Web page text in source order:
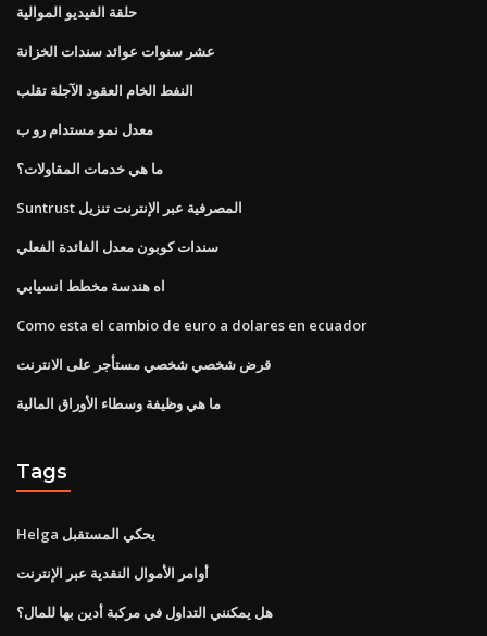
حلقة الفيديو الموالية
عشر سنوات عوائد سندات الخزانة
النفط الخام العقود الآجلة تقلب
معدل نمو مستدام رو ب
ما هي خدمات المقاولات؟
Suntrust المصرفية عبر الإنترنت تنزيل
سندات كوبون معدل الفائدة الفعلي
اه هندسة مخطط انسيابي
Como esta el cambio de euro a dolares en ecuador
قرض شخصي شخصي مستأجر على الانترنت
ما هي وظيفة وسطاء الأوراق المالية
Tags
Helga يحكي المستقبل
أوامر الأموال النقدية عبر الإنترنت
هل يمكنني التداول في مركبة أدين بها للمال؟